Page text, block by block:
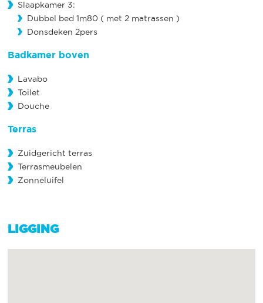
Slaapkamer 3:
Dubbel bed 1m80 ( met 2 matrassen )
Donsdeken 2pers
Badkamer boven
Lavabo
Toilet
Douche
Terras
Zuidgericht terras
Terrasmeubelen
Zonneluifel
LIGGING